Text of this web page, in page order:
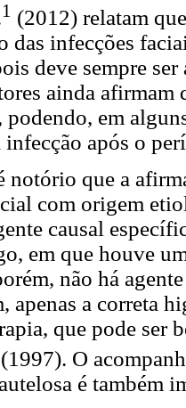
1 (2012) relatam
das infecções
deve sempre ser
ainda
em
infecção após o
notório que a
com origem
causal
em que houve
não há
apenas a correta
que pode ser
(1997). O
é também